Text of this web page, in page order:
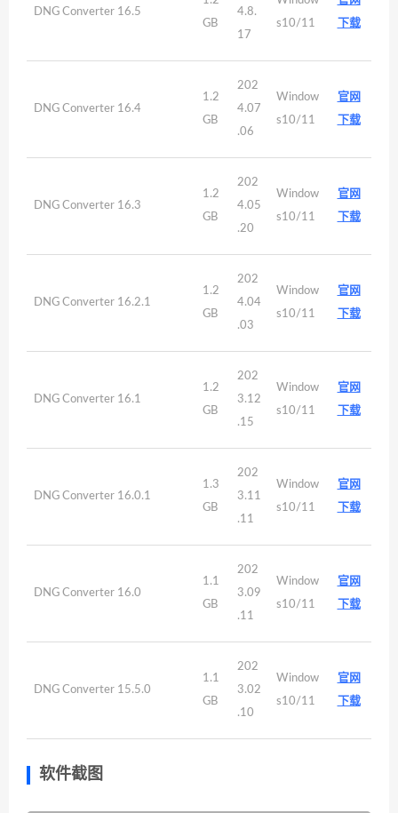
DNG Converter 16.5
GB
4.8.
17
s10/11
下载
DNG Converter 16.4
1.2
GB
202
4.07
.06
Window
s10/11
官网
下载
DNG Converter 16.3
1.2
GB
202
4.05
.20
Window
s10/11
官网
下载
DNG Converter 16.2.1
1.2
GB
202
4.04
.03
Window
s10/11
官网
下载
DNG Converter 16.1
1.2
GB
202
3.12
.15
Window
s10/11
官网
下载
DNG Converter 16.0.1
1.3
GB
202
3.11
.11
Window
s10/11
官网
下载
DNG Converter 16.0
1.1
GB
202
3.09
.11
Window
s10/11
官网
下载
DNG Converter 15.5.0
1.1
GB
202
3.02
.10
Window
s10/11
官网
下载
软件截图